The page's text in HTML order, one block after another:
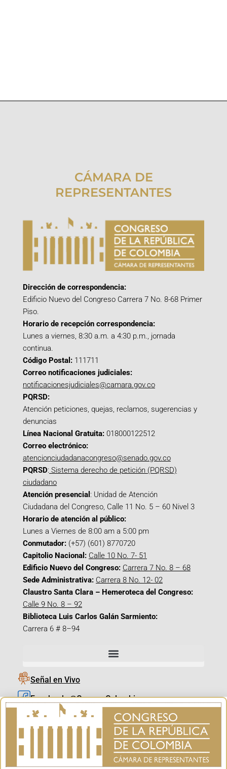
CÁMARA DE
REPRESENTANTES
Dirección de correspondencia:
Edificio Nuevo del Congreso Carrera 7 No. 8-68 Primer
Piso.
Horario de recepción correspondencia:
Lunes a viernes, 8:30 a.m. a 4:30 p.m., jornada
continua.
Código Postal: 111711
Correo notificaciones judiciales:
notificacionesjudiciales@camara.gov.co
PQRSD:
Atención peticiones, quejas, reclamos, sugerencias y
denuncias
Línea Nacional Gratuita: 018000122512
Correo electrónico:
atencionciudadanacongreso@senado.gov.co
PQRSD: Sistema derecho de petición (PQRSD)
ciudadano
Atención presencial : Unidad de Atención
Ciudadana del Congreso, Calle 11 No. 5 – 60 Nivel 3
Horario de atención al público:
Lunes a Viernes de 8:00 am a 5:00 pm
Conmutador: (+57) (601) 8770720
Capitolio Nacional: Calle 10 No. 7- 51
Edificio Nuevo del Congreso: Carrera 7 No. 8 – 68
Sede Administrativa: Carrera 8 No. 12- 02
Claustro Santa Clara – Hemeroteca del Congreso:
Calle 9 No. 8 – 92
Biblioteca Luis Carlos Galán Sarmiento:
Carrera 6 # 8–94
Señal en Vivo
Facebook_@CamaraColombia
Instagram_@CamaraColombia
X_@CamaraColombia
Youtube_@CamaraColombia